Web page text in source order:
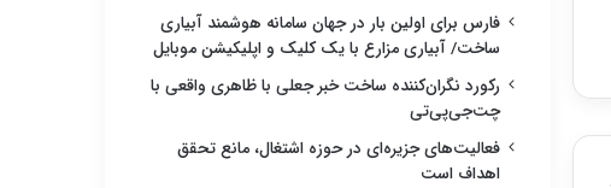
فارس برای اولین بار در جهان سامانه هوشمند آبیاری
ساخت/ آبیاری مزارع با یک کلیک و اپلیکیشن موبایل
رکورد نگران‌کننده ساخت خبر جعلی با ظاهری واقعی با
چت‌جی‌پی‌تی
فعالیت‌های جزیره‌ای در حوزه اشتغال، مانع تحقق
اهداف است